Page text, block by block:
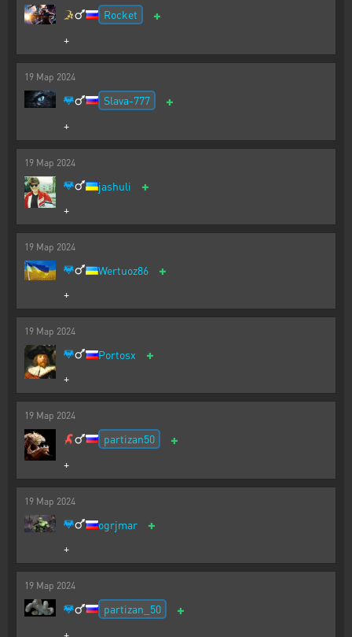
Rocket +
+
19 Мар 2024
Slava-777 +
+
19 Мар 2024
jashuli +
+
19 Мар 2024
Wertuoz86 +
+
19 Мар 2024
Portosx +
+
19 Мар 2024
partizan50 +
+
19 Мар 2024
ogrjmar +
+
19 Мар 2024
partizan_50 +
+